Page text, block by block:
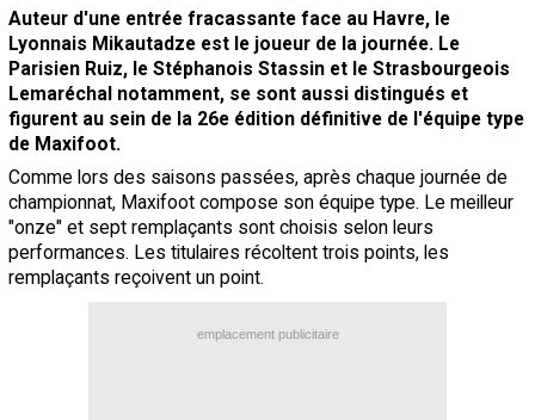
Auteur d'une entrée fracassante face au Havre, le
Lyonnais Mikautadze est le joueur de la journée. Le
Parisien Ruiz, le Stéphanois Stassin et le Strasbourgeois
Lemaréchal notamment, se sont aussi distingués et
figurent au sein de la 26e édition définitive de l'équipe type
de Maxifoot.
Comme lors des saisons passées, après chaque journée de
championnat, Maxifoot compose son équipe type. Le meilleur
"onze" et sept remplaçants sont choisis selon leurs
performances. Les titulaires récoltent trois points, les
remplaçants reçoivent un point.
emplacement publicitaire
Recrutement Maxifoot
Mentions légales
site web Maxifoot.fr